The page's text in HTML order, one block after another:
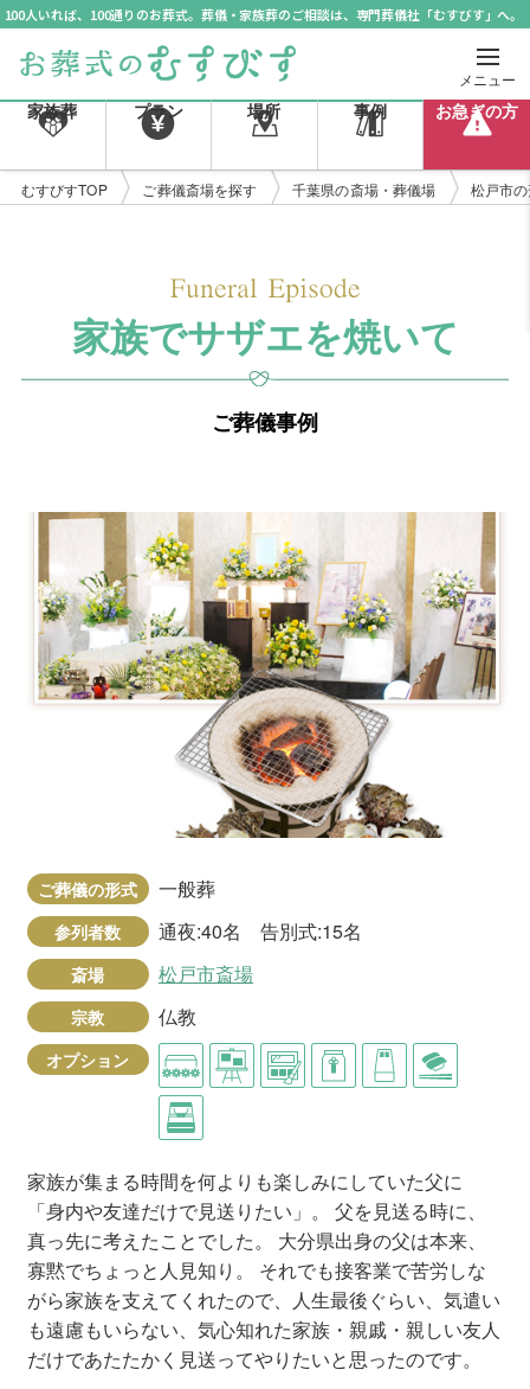
100人いれば、100通りのお葬式。葬儀・家族葬のご相談は、専門葬儀社「むすびす」へ。
メニュー
家族葬 プラン 場所 事例 お急ぎの方
むすびすTOP ご葬儀斎場を探す 千葉県の斎場・葬儀場 松戸市
家族でサザエを焼いて
ご葬儀事例
ご葬儀の形式 一般葬
参列者数 通夜:40名 告別式:15名
斎場 松戸市斎場
宗教 仏教
オプション
家族が集まる時間を何よりも楽しみにしていた父に
「身内や友達だけで見送りたい」。 父を見送る時に、
真っ先に考えたことでした。 大分県出身の父は本来、
寡黙でちょっと人見知り。 それでも接客業で苦労しな
がら家族を支えてくれたので、人生最後ぐらい、気遣い
も遠慮もいらない、気心知れた家族・親戚・親しい友人
だけであたたかく見送ってやりたいと思ったのです。